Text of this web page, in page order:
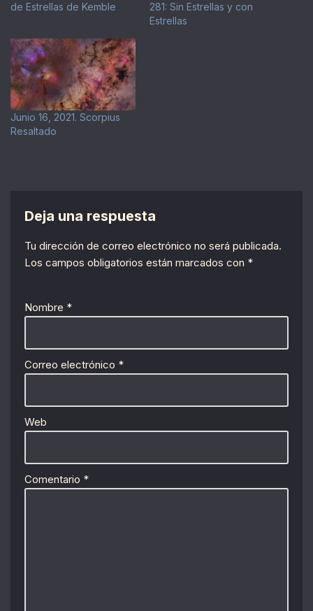
de Estrellas de Kemble
281: Sin Estrellas y con
Estrellas
Junio 16, 2021. Scorpius
Resaltado
Deja una respuesta
Tu dirección de correo electrónico no será publicada.
Los campos obligatorios están marcados con *
Nombre *
Correo electrónico *
Web
Comentario *